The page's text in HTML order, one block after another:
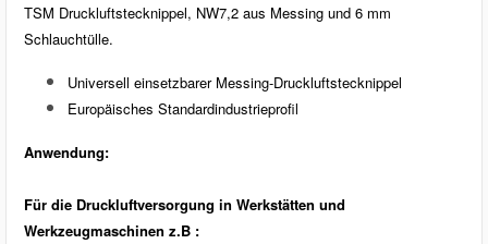
TSM Druckluftstecknippel, NW7,2 aus Messing und 6 mm
Schlauchtülle.
Universell einsetzbarer Messing-Druckluftstecknippel
Europäisches Standardindustrieprofil
Anwendung:
Für die Druckluftversorgung in Werkstätten und
Werkzeugmaschinen z.B :